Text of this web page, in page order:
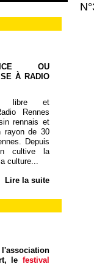
OU
À RADIO
libre et
Rennes
rennais et
rayon de 30
Depuis
cultive la
culture...
Lire la suite
le festival